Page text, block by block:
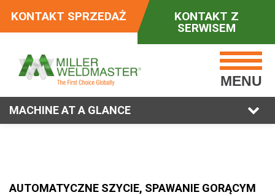
KONTAKT SPRZEDAŻ
KONTAKT Z
SERWISEM
MENU
MACHINE AT A GLANCE
AUTOMATYCZNE SZYCIE, SPAWANIE GORĄCYM